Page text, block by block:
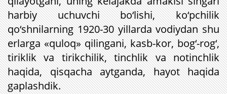
harbiy uchuvchi bo‘lishi, ko‘pchilik
qo‘shnilarning 1920-30 yillarda vodiydan shu
erlarga «quloq» qilingani, kasb-kor, bog‘-rog‘,
tiriklik va tirikchilik, tinchlik va notinchlik
haqida, qisqacha aytganda, hayot haqida
gaplashdik.